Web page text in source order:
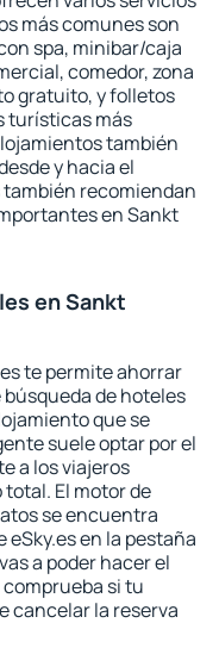
más comunes son
spa, minibar/caja
comedor, zona
gratuito, y folletos
turísticas más
también
y hacia el
recomiendan
en Sankt
en Sankt
te permite ahorrar
de hoteles
que se
suele optar por el
a los viajeros
El motor de
se encuentra
en la pestaña
a poder hacer el
si tu
cancelar la reserva